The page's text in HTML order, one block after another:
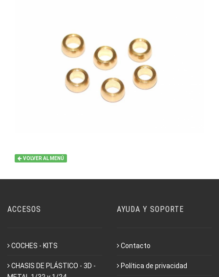
VOLVER AL MENÚ
ACCESOS
COCHES - KITS
CHASIS DE PLÁSTICO - 3D -
AYUDA Y SOPORTE
Contacto
Política de privacidad